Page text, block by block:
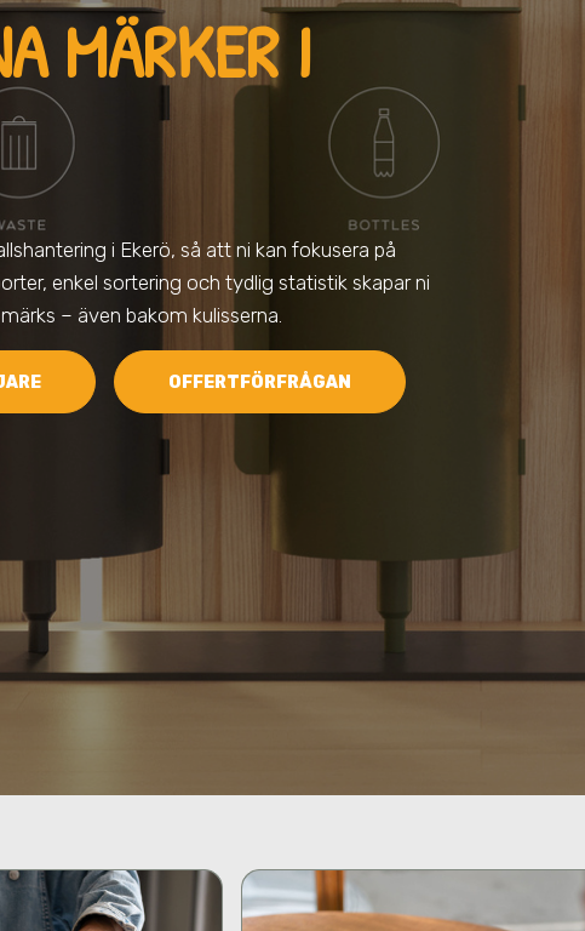
MÄRKER I
i Ekerö, så att ni kan fokusera på
enkel sortering och tydlig statistik skapar ni
– även bakom kulisserna.
OFFERTFÖRFRÅGAN